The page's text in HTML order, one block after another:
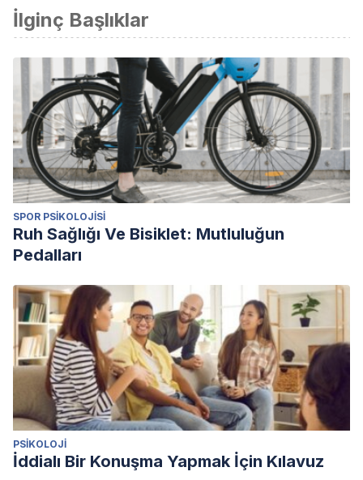
kabul edildi.
Zukerfeld, R., & Zukerfeld, R. Z. Psicoanálisis en el siglo XXI: el
mito de Aquiles. Sobre ideales culturales y vulnerabilidad.
3, p-28.
İlginç Başlıklar
SPOR PSIKOLOJISI
Ruh Sağlığı Ve Bisiklet: Mutluluğun
Pedalları
PSIKOLOJI
İddialı Bir Konuşma Yapmak İçin Kılavuz